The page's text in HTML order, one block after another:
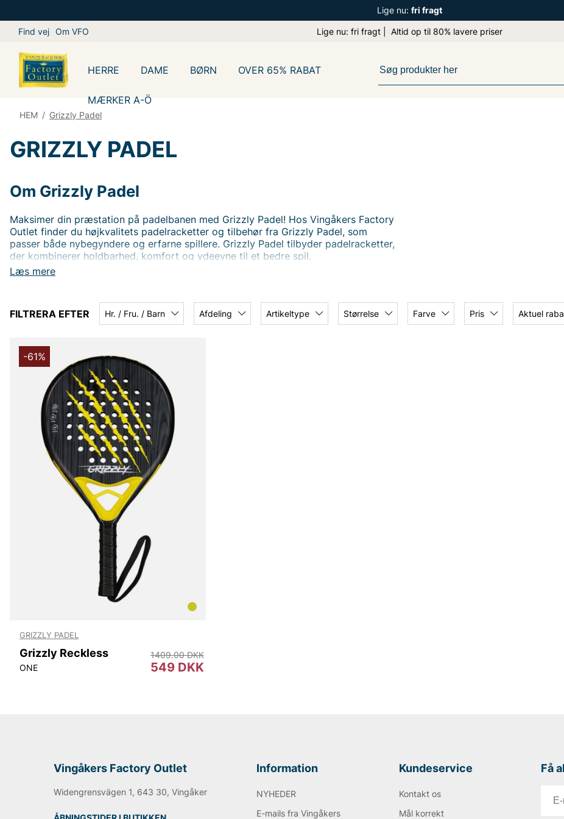
Lige nu: fri fragt
Find vej Om VFO Lige nu: fri fragt | Altid op til 80% lavere priser
HERRE DAME BØRN OVER 65% RABAT
MÆRKER A-Ö
HEM / Grizzly Padel
GRIZZLY PADEL
Læs mere
Om Grizzly Padel
Maksimer din præstation på padelbanen med Grizzly Padel! Hos Vingåkers Factory
Outlet finder du højkvalitets padelracketter og tilbehør fra Grizzly Padel, som
passer både nybegyndere og erfarne spillere. Grizzly Padel tilbyder padelracketter,
der kombinerer holdbarhed, komfort og ydeevne til et bedre spil.
Shop nu og tag dit padelspil til næste niveau – altid til outletpriser. Besøg os online
FILTRERA EFTER Hr. / Fru. / Barn Afdeling Artikeltype Størrelse Farve Pris Aktuel
-61%
GRIZZLY PADEL
Grizzly Reckless
ONE 549 DKK
1409.00 DKK
Vingåkers Factory Outlet
Widengrensvägen 1, 643 30, Vingåker
Information
NYHEDER
E-mails fra Vingåkers
Kundeservice
Kontakt os
Mål korrekt
Få